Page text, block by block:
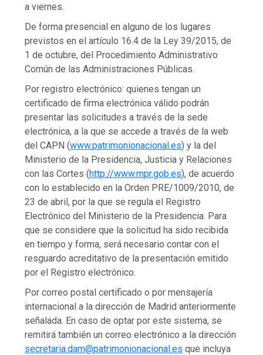
a viernes.
De forma presencial en alguno de los lugares
previstos en el artículo 16.4 de la Ley 39/2015, de
1 de octubre, del Procedimiento Administrativo
Común de las Administraciones Públicas.
Por registro electrónico: quienes tengan un
certificado de firma electrónica válido podrán
presentar las solicitudes a través de la sede
electrónica, a la que se accede a través de la web
del CAPN (www.patrimonionacional.es) y la del
Ministerio de la Presidencia, Justicia y Relaciones
con las Cortes (http://www.mpr.gob.es), de acuerdo
con lo establecido en la Orden PRE/1009/2010, de
23 de abril, por la que se regula el Registro
Electrónico del Ministerio de la Presidencia. Para
que se considere que la solicitud ha sido recibida
en tiempo y forma, será necesario contar con el
resguardo acreditativo de la presentación emitido
por el Registro electrónico.
Por correo postal certificado o por mensajería
internacional a la dirección de Madrid anteriormente
señalada. En caso de optar por este sistema, se
remitirá también un correo electrónico a la dirección
secretaria.dam@patrimonionacional.es que incluya